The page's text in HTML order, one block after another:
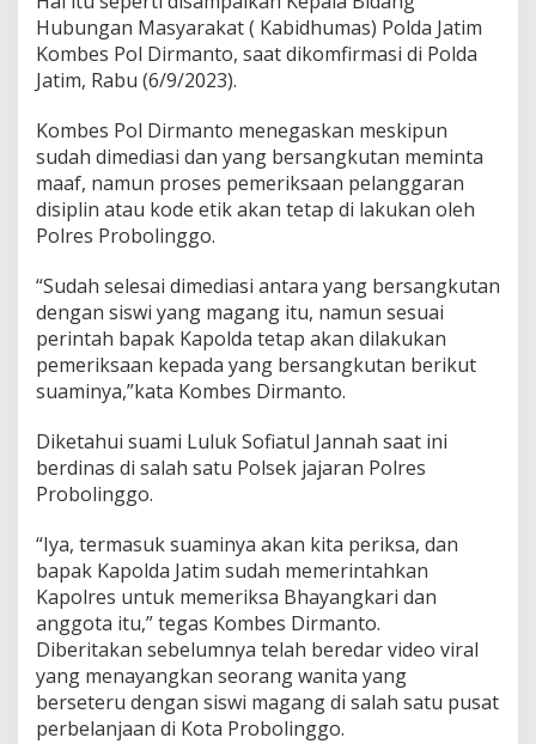
g
k
a
r
y
a
n
g
V
i
a
l
Hubungan Masyarakat ( Kabidhumas) Polda Jatim
Kombes Pol Dirmanto, saat dikomfirmasi di Polda
Jatim, Rabu (6/9/2023).
Kombes Pol Dirmanto menegaskan meskipun
sudah dimediasi dan yang bersangkutan meminta
maaf, namun proses pemeriksaan pelanggaran
disiplin atau kode etik akan tetap di lakukan oleh
Polres Probolinggo.
“Sudah selesai dimediasi antara yang bersangkutan
dengan siswi yang magang itu, namun sesuai
perintah bapak Kapolda tetap akan dilakukan
pemeriksaan kepada yang bersangkutan berikut
suaminya,”kata Kombes Dirmanto.
Diketahui suami Luluk Sofiatul Jannah saat ini
berdinas di salah satu Polsek jajaran Polres
Probolinggo.
“Iya, termasuk suaminya akan kita periksa, dan
bapak Kapolda Jatim sudah memerintahkan
Kapolres untuk memeriksa Bhayangkari dan
anggota itu,” tegas Kombes Dirmanto.
Diberitakan sebelumnya telah beredar video viral
yang menayangkan seorang wanita yang
berseteru dengan siswi magang di salah satu pusat
perbelanjaan di Kota Probolinggo.